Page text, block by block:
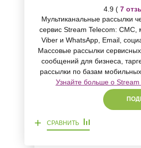
4.9 ( 7
Мультиканальные рассылки
сервис Stream Telecom: СМС,
Viber и WhatsApp, Email,
Массовые рассылки
сообщений для бизнеса,
рассылки по базам
Узнайте больше о Stream
+ СРАВНИТЬ